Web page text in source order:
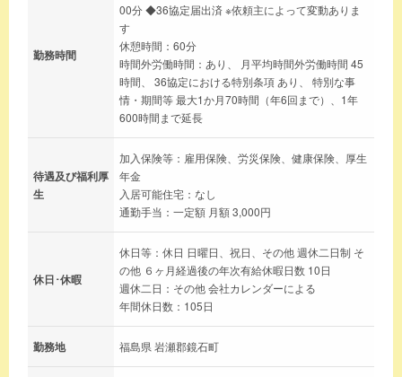
勤務時間
00分 ◆36協定届出済 ※依頼主によって変動ありま
す
休憩時間：60分
時間外労働時間：あり、 月平均時間外労働時間 45
時間、 36協定における特別条項 あり、 特別な事
情・期間等 最大1か月70時間（年6回まで）、1年
600時間まで延長
待遇及び福利厚
生
加入保険等：雇用保険、労災保険、健康保険、厚生
年金
入居可能住宅：なし
通勤手当：一定額 月額 3,000円
休日･休暇
休日等：休日 日曜日、祝日、その他 週休二日制 そ
の他 ６ヶ月経過後の年次有給休暇日数 10日
週休二日：その他 会社カレンダーによる
年間休日数：105日
勤務地 福島県 岩瀬郡鏡石町